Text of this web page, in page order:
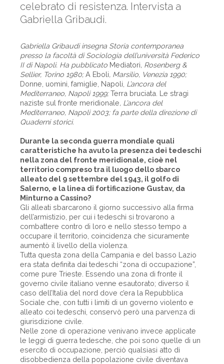
celebrato di resistenza. Intervista a
Gabriella Gribaudi.
Gabriella Gribaudi insegna Storia contemporanea
presso la facoltà di Sociologia dell’università Federico
II di Napoli. Ha pubblicato Mediatori, Rosenberg &
Sellier, Torino 1980;A Eboli, Marsilio, Venezia 1990;
Donne, uomini, famiglie, Napoli, L’ancora del
Mediterraneo, Napoli 1999;Terra bruciata. Le stragi
naziste sul fronte meridionale, L’ancora del
Mediterraneo, Napoli 2003; fa parte della direzione di
Quaderni storici.
Durante la seconda guerra mondiale quali
caratteristiche ha avuto la presenza dei tedeschi
nella zona del fronte meridionale, cioè nel
territorio compreso tra il luogo dello sbarco
alleato del 9 settembre del 1943, il golfo di
Salerno, e la linea di fortificazione Gustav, da
Minturno a Cassino?
Gli alleati sbarcarono il giorno successivo alla firma
dell’armistizio, per cui i tedeschi si trovarono a
combattere contro di loro e nello stesso tempo a
occupare il territorio, coincidenza che sicuramente
aumentò il livello della violenza.
Tutta questa zona della Campania e del basso Lazio
era stata definita dai tedeschi “zona di occupazione”,
come pure Trieste. Essendo una zona di fronte il
governo civile italiano venne esautorato; diverso il
caso dell’Italia del nord dove c’era la Repubblica
Sociale che, con tutti i limiti di un governo violento e
alleato coi tedeschi, conservò però una parvenza di
giurisdizione civile.
Nelle zone di operazione venivano invece applicate
le leggi di guerra tedesche, che poi sono quelle di un
esercito di occupazione, perciò qualsiasi atto di
disobbedienza della popolazione civile diventava